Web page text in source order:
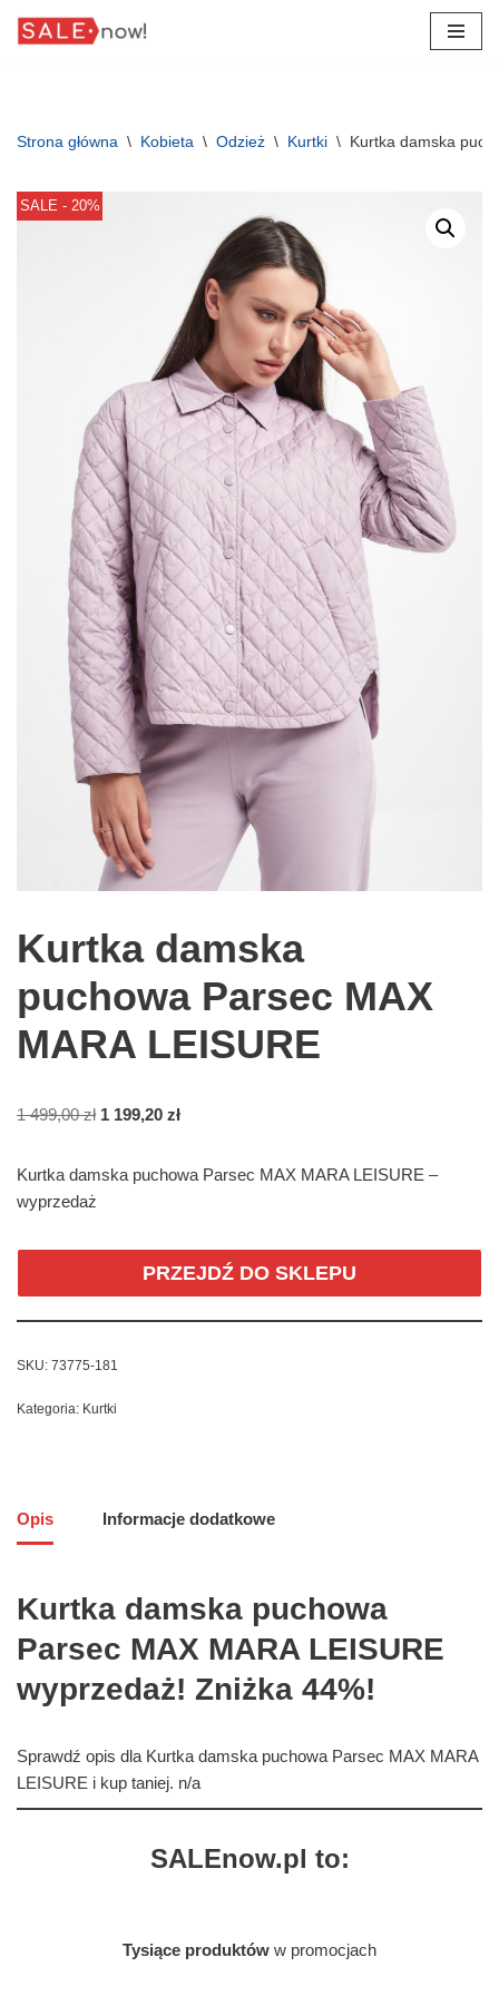
Strona główna \ Kobieta \ Odzież \ Kurtki \ Kurtka damska
SALE - 20%
Kurtka damska
puchowa Parsec MAX
MARA LEISURE
1 499,00zł 1 199,20 zł
Kurtka damska puchowa Parsec MAX MARA LEISURE –
wyprzedaż
PRZEJDŹ DO SKLEPU
SKU: 73775-181
Kategoria: Kurtki
Opis Informacje dodatkowe
Kurtka damska puchowa
Parsec MAX MARA LEISURE
wyprzedaż! Zniżka 44%!
Sprawdź opis dla Kurtka damska puchowa Parsec MAX MARA
LEISURE i kup taniej. n/a
SALEnow.pl to:
Tysiące produktów w promocjach